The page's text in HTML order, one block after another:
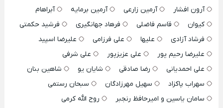
آرون افشار
آرمین زارعی آرمین برمایه
آبراهام
کیوان
قاسم فاضلی فرهاد جهانگیری
فرشید حکمتی
فرشاد آزادی
علیها علی فرزامی
علیرضا اسپید
علیرضا رحیم پور
علی عزیزپور
علی شرفی
علی احمدیانی
رضا صادقی شایان یو
شاهین بنان
سهراب پاکزاد
سهیل مهرزادگان
سبحان رستمی
سامان یاسین و امیرحافظ رنجبر
روح الله کرمی